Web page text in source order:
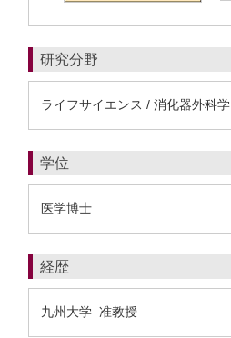
研究分野
ライフサイエンス / 消化器外科学
学位
医学博士
経歴
九州大学 准教授